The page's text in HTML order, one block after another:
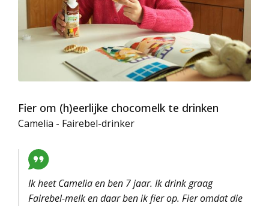
Fier om (h)eerlijke chocomelk te drinken
Camelia - Fairebel-drinker
Ik heet Camelia en ben 7 jaar. Ik drink graag
Fairebel-melk en daar ben ik fier op. Fier omdat die